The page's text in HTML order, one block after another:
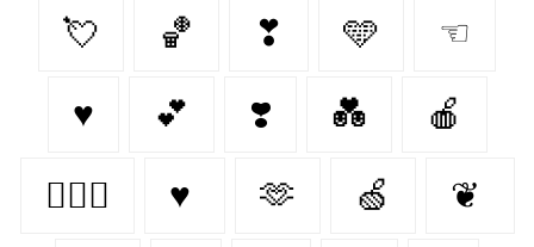
💘 🏀 ❣ 🩵 ☜
♥ 💕 ❣️ 💑 🍎
👩‍❤️‍👨 ♥ 🫶 🍏 ❦